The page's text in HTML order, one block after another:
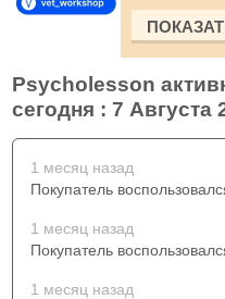
Psycholesson
сегодня : 7 Августа
1 месяц назад
Покупатель
1 месяц назад
Покупатель
1 месяц назад